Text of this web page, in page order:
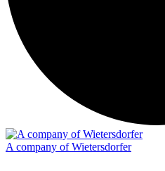
A company of Wietersdorfer